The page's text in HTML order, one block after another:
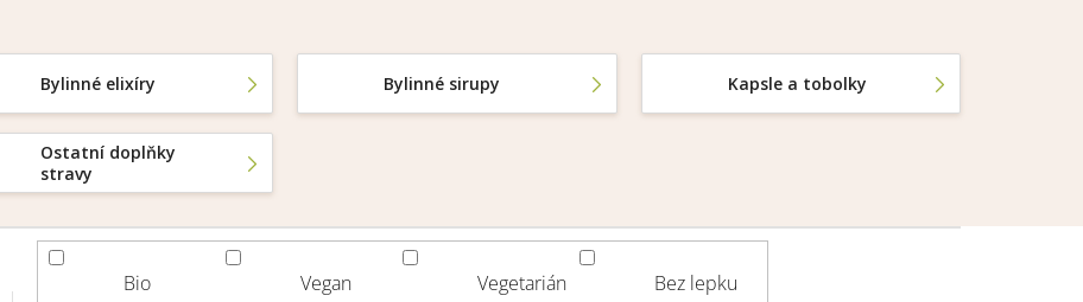
Bylinné elixíry Bylinné sirupy Kapsle a tobolky
Ostatní doplňky
stravy
Bio Vegan Vegetarián Bez lepku